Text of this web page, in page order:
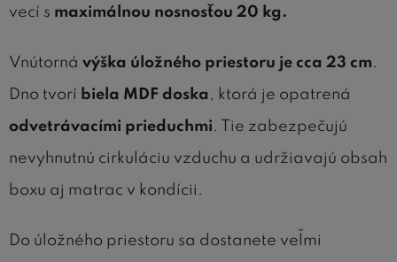
vecí s maximálnou nosnosťou 20 kg.
Vnútorná výška úložného priestoru je cca 23 cm.
Dno tvorí biela MDF doska , ktorá je opatrená
odvetrávacími prieduchmi. Tie zabezpečujú
nevyhnutnú cirkuláciu vzduchu a udržiavajú obsah
boxu aj matrac v kondícii.
Do úložného priestoru sa dostanete veľmi